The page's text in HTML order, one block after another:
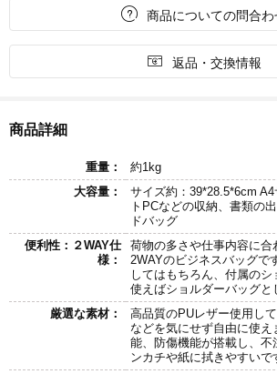
 商品についての問合わ
 返品・交換情報
商品詳細
重量：
約1kg
大容量：
サイズ約：39*28.5*6cm
トPCなどの収納、書類の
ドバッグ
便利性：２WAY仕
様：
荷物の多さや仕事内容に合
2WAYのビジネスバッグで
してはもちろん、付属の
使えばショルダーバッグと
厳選な素材：
高品質のPUレザー使用し
などを気にせず自由に使
能、防傷機能が搭載し、不
ンカチや紙に拭きやすいで